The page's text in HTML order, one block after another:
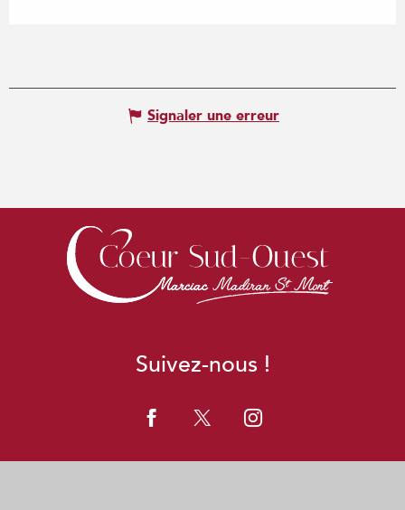
Signaler une erreur
Suivez-nous !